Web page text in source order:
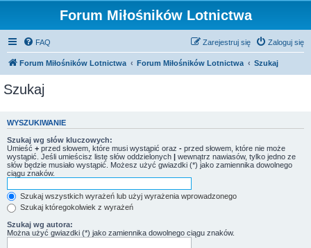
Forum Miłośników Lotnictwa
FAQ Zaloguj się
Zarejestruj się
Forum Miłośników Lotnictwa Forum Miłośników Lotnictwa Szukaj
Szukaj
WYSZUKIWANIE
Szukaj wg słów kluczowych:
Umieść + przed słowem, które musi wystąpić oraz - przed słowem, które nie może
wystąpić. Jeśli umieścisz listę słów oddzielonych | wewnątrz nawiasów, tylko jedno ze
słów będzie musiało wystąpić. Możesz użyć gwiazdki (*) jako zamiennika dowolnego
ciągu znaków.
Szukaj wszystkich wyrażeń lub użyj wyrażenia wprowadzonego
Szukaj któregokolwiek z wyrażeń
Szukaj wg autora:
Można użyć gwiazdki (*) jako zamiennika dowolnego ciągu znaków.